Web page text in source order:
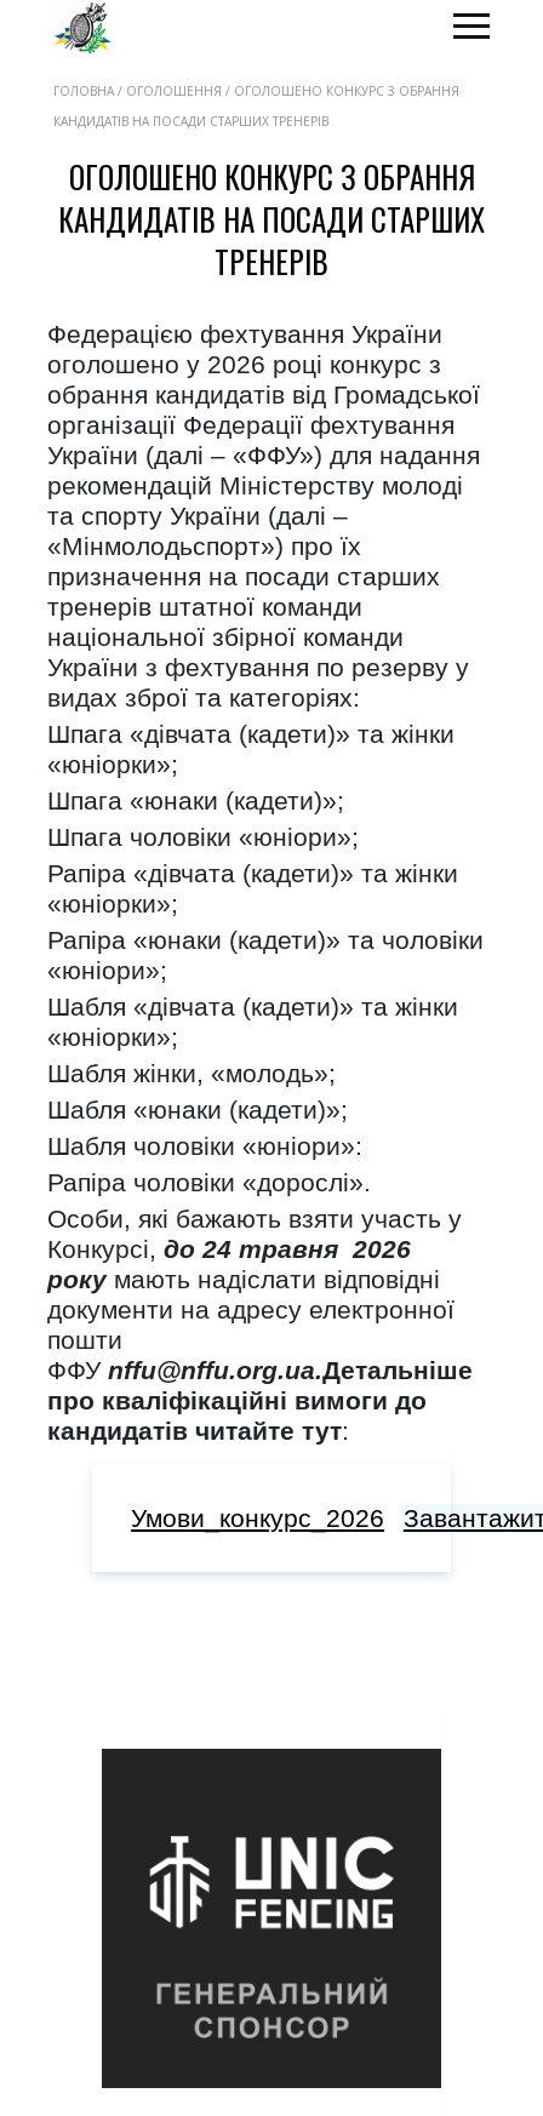
ГОЛОВНА / ОГОЛОШЕННЯ / ОГОЛОШЕНО КОНКУРС З ОБРАННЯ
КАНДИДАТІВ НА ПОСАДИ СТАРШИХ ТРЕНЕРІВ
ОГОЛОШЕНО КОНКУРС З ОБРАННЯ
КАНДИДАТІВ НА ПОСАДИ СТАРШИХ
ТРЕНЕРІВ
Федерацією фехтування України
оголошено у 2026 році конкурс з
обрання кандидатів від Громадської
організації Федерації фехтування
України (далі – «ФФУ») для надання
рекомендацій Міністерству молоді
та спорту України (далі –
«Мінмолодьспорт») про їх
призначення на посади старших
тренерів штатної команди
національної збірної команди
України з фехтування по резерву у
видах зброї та категоріях:
Шпага «дівчата (кадети)» та жінки
«юніорки»;
Шпага «юнаки (кадети)»;
Шпага чоловіки «юніори»;
Рапіра «дівчата (кадети)» та жінки
«юніорки»;
Рапіра «юнаки (кадети)» та чоловіки
«юніори»;
Шабля «дівчата (кадети)» та жінки
«юніорки»;
Шабля жінки, «молодь»;
Шабля «юнаки (кадети)»;
Шабля чоловіки «юніори»:
Рапіра чоловіки «дорослі».
Особи, які бажають взяти участь у
Конкурсі, до 24 травня 2026
року мають надіслати відповідні
документи на адресу електронної
пошти
ФФУnffu@nffu.org.ua.Детальніше
про кваліфікаційні вимоги до
кандидатів читайте тут:
Умови_конкурс_2026